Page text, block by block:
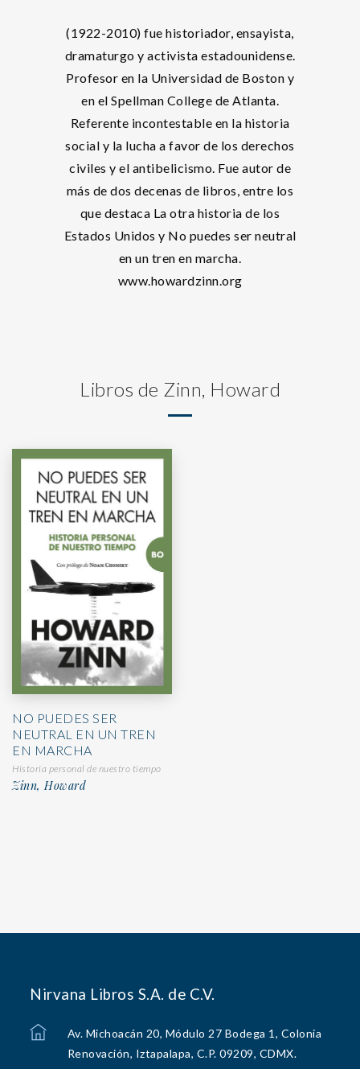
(1922-2010) fue historiador, ensayista,
dramaturgo y activista estadounidense.
Profesor en la Universidad de Boston y
en el Spellman College de Atlanta.
Referente incontestable en la historia
social y la lucha a favor de los derechos
civiles y el antibelicismo. Fue autor de
más de dos decenas de libros, entre los
que destaca La otra historia de los
Estados Unidos y No puedes ser neutral
en un tren en marcha.
www.howardzinn.org
Libros de Zinn, Howard
NO PUEDES SER
NEUTRAL EN UN TREN
EN MARCHA
Historia personal de nuestro tiempo
Zinn, Howard
Nirvana Libros S.A. de C.V.
Av. Michoacán 20, Módulo 27 Bodega 1, Colonia
Renovación, Iztapalapa, C.P. 09209, CDMX.